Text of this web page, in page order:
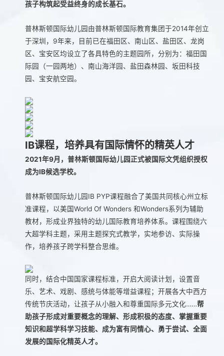
孩子构筑起受益终身的成长基石。
普林斯顿国际幼儿园由普林斯顿国际教育集团于2014年创立
于深圳，9年来，目前已在福田区、南山区、盐田区、龙岗
区、宝安区均设立了各具特色的主题园所，分别为：福田国
际园（一园两地）、南山海洋园、盐田森林园、坂田科技
园、宝安航空园。
IB课程，培养具有国际情怀的精英人才
2021年9月，普林斯顿国际幼儿园正式被国际文凭组织授权
成为IB候选学校。
普林斯顿国际幼儿园IB PYP课程融合了美国共同核心州立标
准课程，以美国World Of Wonders 和Wonders系列为辅助
教材，形成业界独特的幼儿国际教育培养体系。课程围绕六
大超学科主题，采用主题探究式教学，实地参访、实际操
作，培养孩子跨学科整合思维。
同时，结合中国国家课程标准，开启大阅读计划，设置音
乐、艺术、戏剧、感统与体能等增益课程；开展各大中西方
传统节庆活动，让孩子从小融入和尊重国际多元文化……帮
助孩子形成对重要概念的理解、形成积极的态度、掌握重要
知识和超学科学习技能、成为富有同情心、勇于尝试、全面
发展的国际化精英人才。